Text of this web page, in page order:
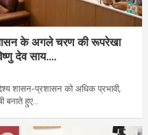
के अगले चरण की रूपरेखा
देव साय….
शासन-प्रशासन को अधिक प्रभावी,
बनाते हुए…